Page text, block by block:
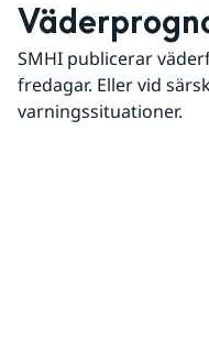
SMHI publicerar
fredagar. Eller vid
varningssituationer.